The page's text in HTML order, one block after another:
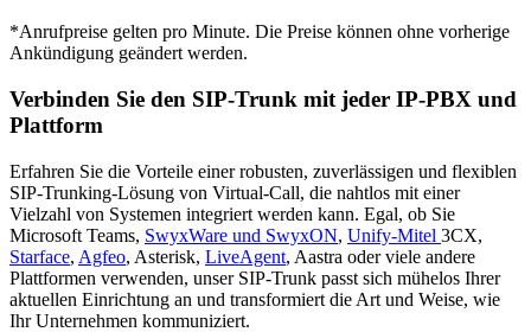
*Anrufpreise gelten pro Minute. Die Preise können ohne vorherige
Ankündigung geändert werden.
Verbinden Sie den SIP-Trunk mit jeder IP-PBX und
Plattform
Erfahren Sie die Vorteile einer robusten, zuverlässigen und flexiblen
SIP-Trunking-Lösung von Virtual-Call, die nahtlos mit einer
Vielzahl von Systemen integriert werden kann. Egal, ob Sie
Microsoft Teams, SwyxWare und SwyxON, Unify-Mitel 3CX,
Starface, Agfeo, Asterisk, LiveAgent, Aastra oder viele andere
Plattformen verwenden, unser SIP-Trunk passt sich mühelos Ihrer
aktuellen Einrichtung an und transformiert die Art und Weise, wie
Ihr Unternehmen kommuniziert.